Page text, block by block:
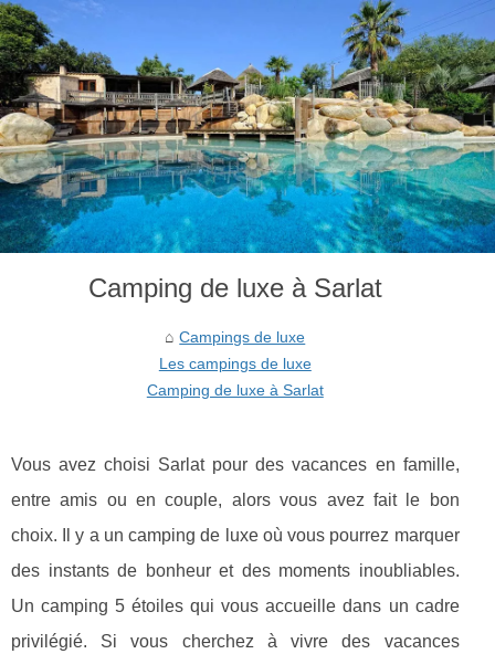
Camping de luxe à Sarlat
Campings de luxe
Les campings de luxe
Camping de luxe à Sarlat
Vous avez choisi Sarlat pour des vacances en famille,
entre amis ou en couple, alors vous avez fait le bon
choix. Il y a un camping de luxe où vous pourrez marquer
des instants de bonheur et des moments inoubliables.
Un camping 5 étoiles qui vous accueille dans un cadre
privilégié. Si vous cherchez à vivre des vacances